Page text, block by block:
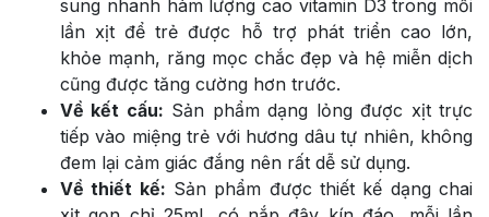
sung nhanh hàm lượng cao vitamin D3 trong mỗi
lần xịt để trẻ được hỗ trợ phát triển cao lớn,
khỏe mạnh, răng mọc chắc đẹp và hệ miễn dịch
cũng được tăng cường hơn trước.
Về kết cấu: Sản phẩm dạng lỏng được xịt trực
tiếp vào miệng trẻ với hương dâu tự nhiên, không
đem lại cảm giác đắng nên rất dễ sử dụng.
Về thiết kế: Sản phẩm được thiết kế dạng chai